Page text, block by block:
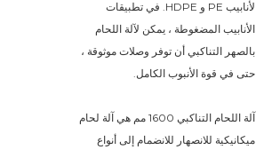
حتى في قوة الأنبوب الكامل.